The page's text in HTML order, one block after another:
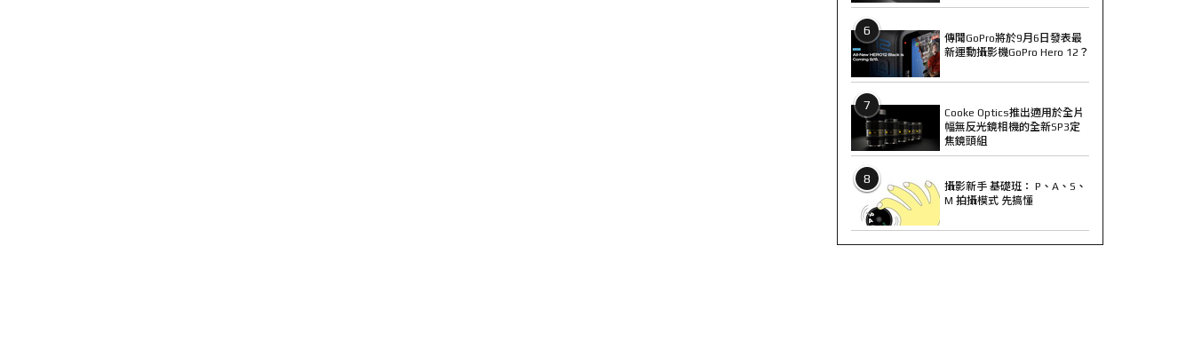
6
傳聞GoPro將於9月6日發表最
新運動攝影機GoPro Hero 12？
7
Cooke Optics推出適用於全片
幅無反光鏡相機的全新SP3定
焦鏡頭組
8
攝影新手 基礎班： P、A、S、
M 拍攝模式 先搞懂